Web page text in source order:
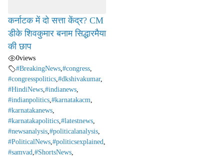
कर्नाटक में दो सत्ता केंद्र? CM
डीके शिवकुमार बनाम सिद्धारमैया
की छाप
0views
#BreakingNews,#congress,
#congresspolitics,#dkshivakumar,
#HindiNews,#indianews,
#indianpolitics,#karnatakacm,
#karnatakanews,
#karnatakapolitics,#latestnews,
#newsanalysis,#politicalanalysis,
#PoliticalNews,#politicsexplained,
#samvad,#ShortsNews,